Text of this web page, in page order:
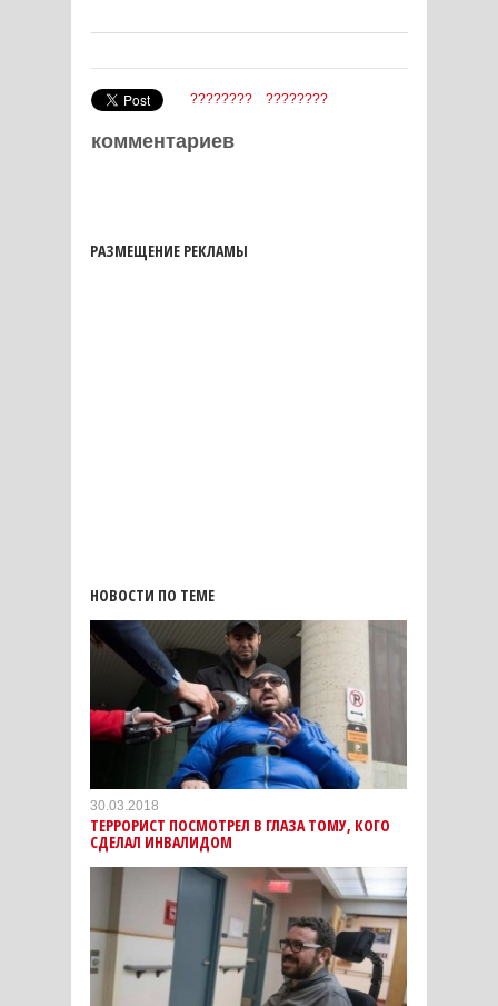
???????? ????????
комментариев
РАЗМЕЩЕНИЕ РЕКЛАМЫ
НОВОСТИ ПО ТЕМЕ
30.03.2018
ТЕРРОРИСТ ПОСМОТРЕЛ В ГЛАЗА ТОМУ, КОГО
СДЕЛАЛ ИНВАЛИДОМ